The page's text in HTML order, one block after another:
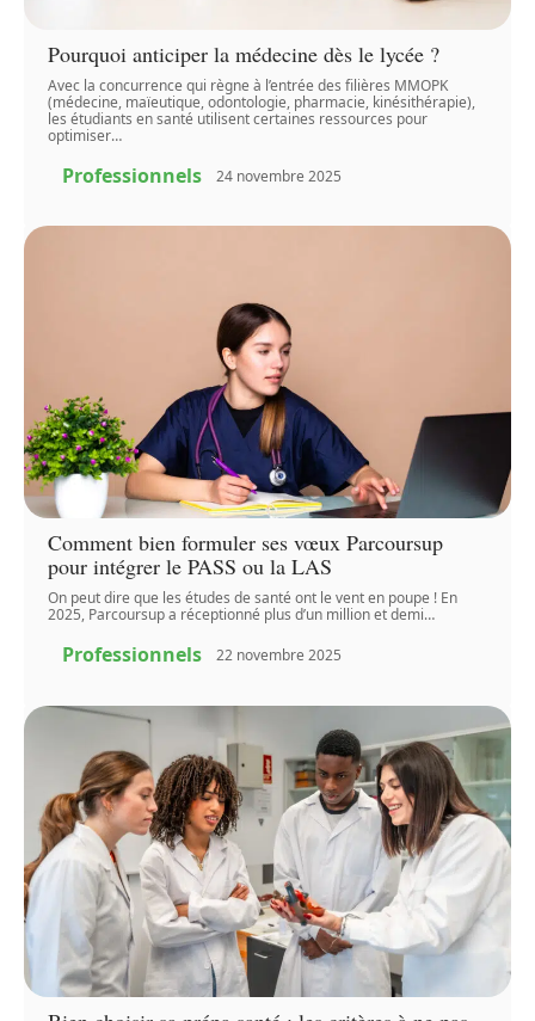
Pourquoi anticiper la médecine dès le lycée ?
Avec la concurrence qui règne à l’entrée des filières MMOPK
(médecine, maïeutique, odontologie, pharmacie, kinésithérapie),
les étudiants en santé utilisent certaines ressources pour
optimiser…
Professionnels 24 novembre 2025
Comment bien formuler ses vœux Parcoursup
pour intégrer le PASS ou la LAS
On peut dire que les études de santé ont le vent en poupe ! En
2025, Parcoursup a réceptionné plus d’un million et demi…
Professionnels 22 novembre 2025